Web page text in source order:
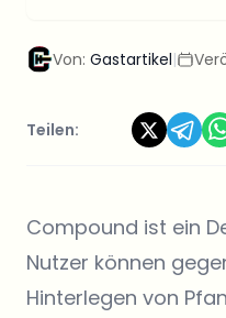
Von: Gastartikel|
Teilen:
Compound ist ein
Nutzer können
Hinterlegen von